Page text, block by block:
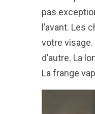
pas
l’avant. Les
votre
d’autre. La
La frange